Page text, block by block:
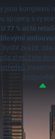
jsou komplexní
spojeny s
U 77 % účtů
byste zvážit,
si můžete